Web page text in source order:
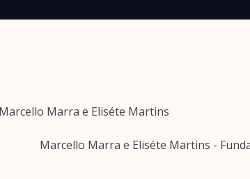
Marcello Marra e Eliséte Martins -